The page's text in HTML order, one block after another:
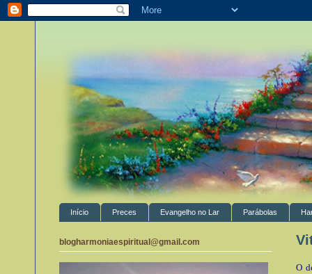
Início Preces Evangelho no Lar Parábolas
O
blogharmoniaespiritual@gmail.com